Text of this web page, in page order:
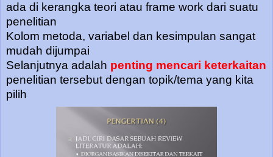
ada di kerangka teori atau frame work dari suatu
penelitian
Kolom metoda, variabel dan kesimpulan sangat
mudah dijumpai
Selanjutnya adalah penting mencari keterkaitan
penelitian tersebut dengan topik/tema yang kita
pilih